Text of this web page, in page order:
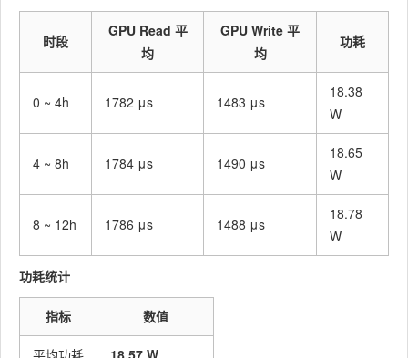
时段
GPU Read 平
均
GPU Write 平
均
功耗
0 ~ 4h 1782 μs 1483 μs
18.38
W
4 ~ 8h 1784 μs 1490 μs
18.65
W
8 ~ 12h 1786 μs 1488 μs
18.78
W
功耗统计
指标 数值
平均功耗 18.57 W